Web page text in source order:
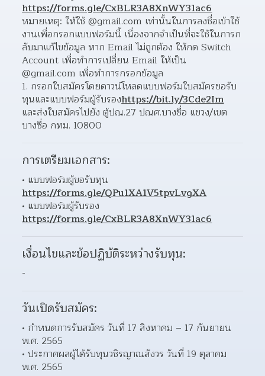
https://forms.gle/CxBLR3A8XnWY31ac6
หมายเหตุ: ให้ใช้ @gmail.com เท่านั้นในการลงชื่อเข้าใช้
งานเพื่อกรอกแบบฟอร์มนี้ เนื่องจากจำเป็นที่จะใช้ในการก
ลับมาแก้ไขข้อมูล หาก Email ไม่ถูกต้อง ให้กด Switch
Account เพื่อทำการเปลี่ยน Email ให้เป็น
@gmail.com เพื่อทำการกรอกข้อมูล
กรอกใบสมัครโดยดาวน์โหลดแบบฟอร์มใบสมัครขอรับ
ทุนและแบบฟอร์มผู้รับรองhttps://bit.ly/3Cde2Im
และส่งใบสมัครไปยัง ตู้ปณ.27 ปณศ.บางซื่อ แขวง/เขต
บางซื่อ กทม. 10800
การเตรียมเอกสาร:
https://forms.gle/QPu1XA1V5tpvLvgXA
https://forms.gle/CxBLR3A8XnWY31ac6
เงื่อนไขและข้อปฏิบัติระหว่างรับทุน:
-
วันเปิดรับสมัคร:
กำหนดการรับสมัคร วันที่ 17 สิงหาคม – 17 กันยายน
พ.ศ. 2565
ประกาศผลผู้ได้รับทุนวชิรญาณสังวร วันที่ 19 ตุลาคม
พ.ศ. 2565